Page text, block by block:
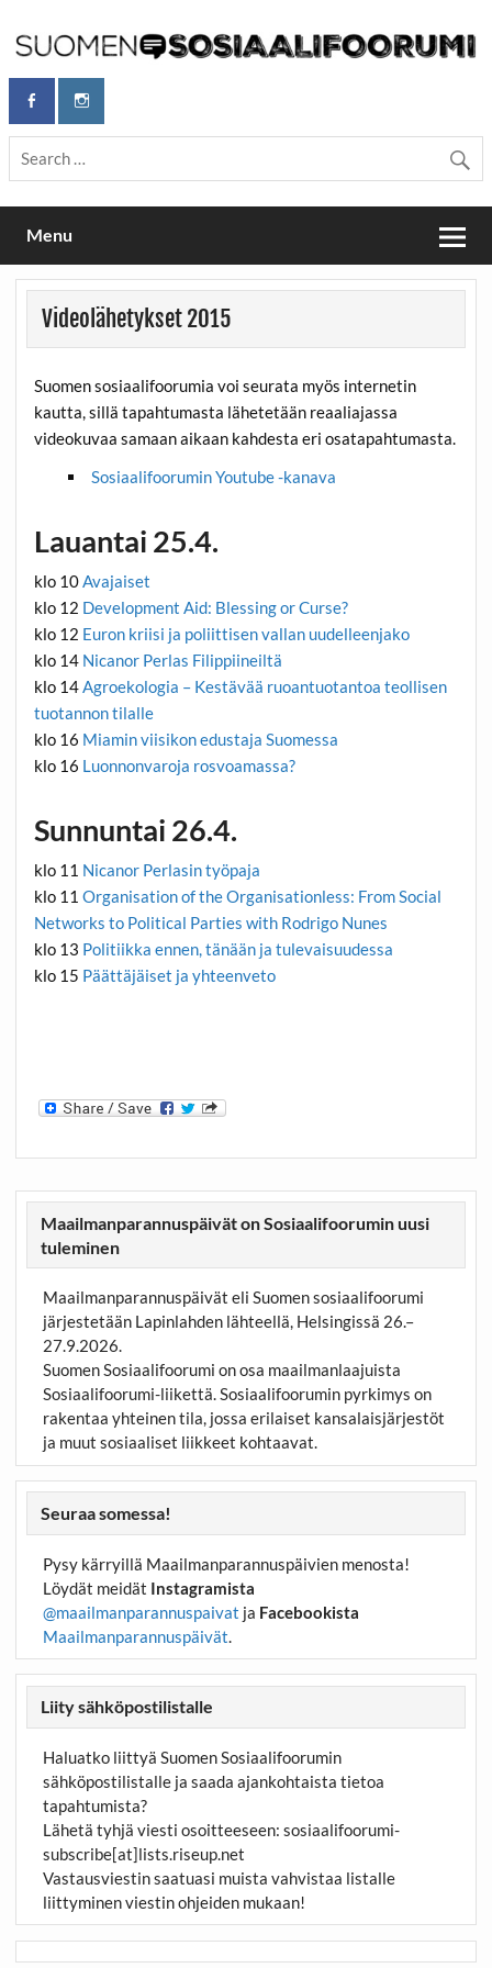
content
Maailmanparannuspäivät / Suomen
Sosiaalifoorumi
Maailmanparannuspäivät Lapinlahden Lähteellä, Helsingissä
26.–27.9.2026
Menu
Videolähetykset 2015
Suomen sosiaalifoorumia voi seurata myös internetin
kautta, sillä tapahtumasta lähetetään reaaliajassa
videokuvaa samaan aikaan kahdesta eri osatapahtumasta.
Sosiaalifoorumin Youtube -kanava
Lauantai 25.4.
klo 10Avajaiset
klo 12 Development Aid: Blessing or Curse?
klo 12 Euron kriisi ja poliittisen vallan uudelleenjako
klo 14 Nicanor Perlas Filippiineiltä
klo 14Agroekologia – Kestävää ruoantuotantoa teollisen
tuotannon tilalle
klo 16 Miamin viisikon edustaja Suomessa
klo 16 Luonnonvaroja rosvoamassa?
Sunnuntai 26.4.
klo 11 Nicanor Perlasin työpaja
klo 11 ​Organisation of the Organisationless: From Social
Networks to Political Parties with Rodrigo Nunes
klo 13 Politiikka ennen, tänään ja tulevaisuudessa
klo 15 Päättäjäiset ja yhteenveto
Maailmanparannuspäivät on Sosiaalifoorumin uusi
tuleminen
Maailmanparannuspäivät eli Suomen sosiaalifoorumi
järjestetään Lapinlahden lähteellä, Helsingissä 26.–
27.9.2026.
Suomen Sosiaalifoorumi on osa maailmanlaajuista
Sosiaalifoorumi-liikettä. Sosiaalifoorumin pyrkimys on
rakentaa yhteinen tila, jossa erilaiset kansalaisjärjestöt
ja muut sosiaaliset liikkeet kohtaavat.
Seuraa somessa!
Pysy kärryillä Maailmanparannuspäivien menosta!
Löydät meidät Instagramista
@maailmanparannuspaivat ja Facebookista
Maailmanparannuspäivät.
Liity sähköpostilistalle
Haluatko liittyä Suomen Sosiaalifoorumin
sähköpostilistalle ja saada ajankohtaista tietoa
tapahtumista?
Lähetä tyhjä viesti osoitteeseen: sosiaalifoorumi-
subscribe[at]lists.riseup.net
Vastausviestin saatuasi muista vahvistaa listalle
liittyminen viestin ohjeiden mukaan!